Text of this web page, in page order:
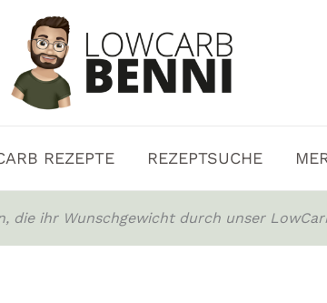
REZEPTE REZEPTSUCHE
die ihr Wunschgewicht durch unser